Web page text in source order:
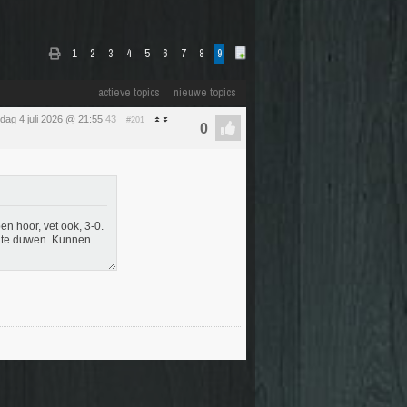
1 2 3 4 5 6 7 8 9
actieve topics nieuwe topics
4 juli 2026 @ 21:55:43 #201
hoor, vet ook, 3-0.
duwen. Kunnen